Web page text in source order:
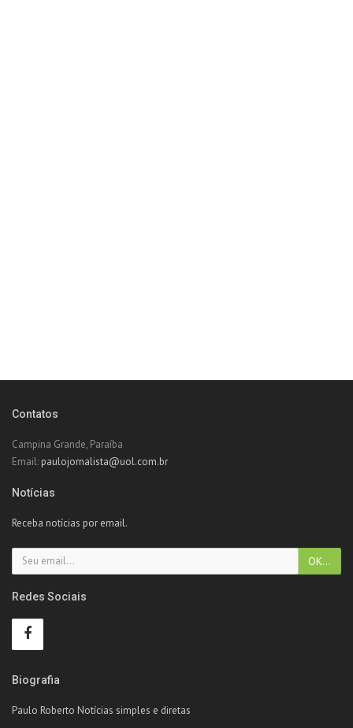
Contatos
Campina Grande, Paraíba
Email: paulojornalista@uol.com.br
Notícias
Receba notícias por email.
Redes Sociais
Biografia
Paulo Roberto Notícias simples e diretas